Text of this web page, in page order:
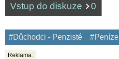
Vstup do diskuze 0
#Důchodci - Penzisté #Peníze
Reklama: